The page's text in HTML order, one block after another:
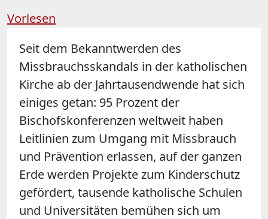
Vorlesen
Seit dem Bekanntwerden des
Missbrauchsskandals in der katholischen
Kirche ab der Jahrtausendwende hat sich
einiges getan: 95 Prozent der
Bischofskonferenzen weltweit haben
Leitlinien zum Umgang mit Missbrauch
und Prävention erlassen, auf der ganzen
Erde werden Projekte zum Kinderschutz
gefördert, tausende katholische Schulen
und Universitäten bemühen sich um